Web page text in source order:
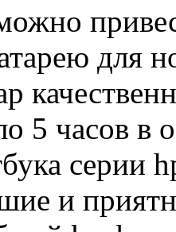
для
5 часов
и